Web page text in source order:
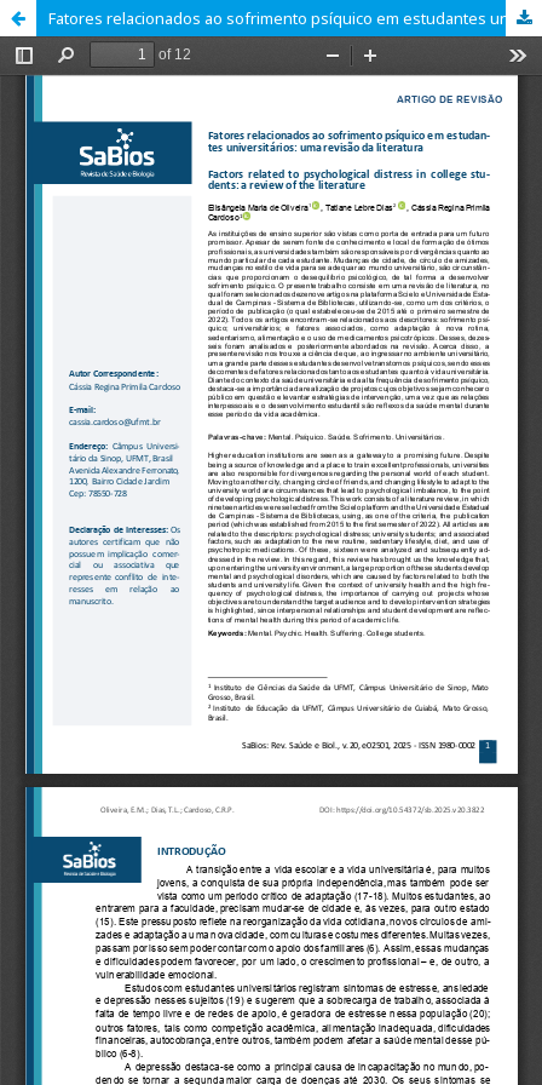
Fatores relacionados ao sofrimento psíquico em estudantes universitários: uma revisão da literatura